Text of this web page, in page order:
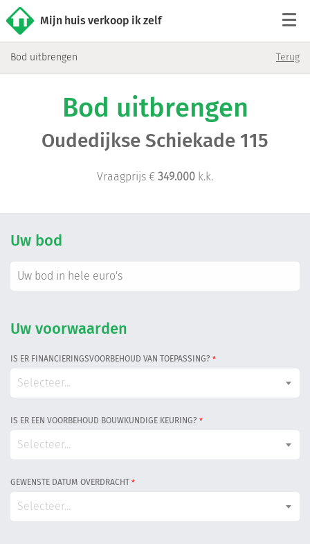
Mijn huis verkoop ik zelf
Woningaanbod
Werkwijze
Reviews
Verkoop starten
Inloggen
Bod uitbrengen Terug
Bod uitbrengen
Oudedijkse Schiekade 115
Vraagprijs € 349.000 k.k.
Uw bod
Uw voorwaarden
IS ER FINANCIERINGSVOORBEHOUD VAN TOEPASSING? *
Selecteer...
IS ER EEN VOORBEHOUD BOUWKUNDIGE KEURING? *
Selecteer...
GEWENSTE DATUM OVERDRACHT *
Selecteer...